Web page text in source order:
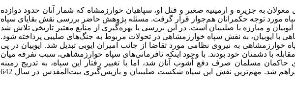
مغولان به جزیره و ارمینیه صغیر و قتل او، سپاهیان خوارزمشاه که شمار آنان حدود دوازده
سپاه مورد توجه حکمرانان هم‌جوار قرار گرفت. مسئله پژوهش حاضر بررسی نقش بقایای سپاه
و مبارزه با صلیبیان است. در این بررسی با بهره‌گیری از منابع معتبر تاریخی تلاش شد
با ایوبیان، به نقش سپاه خوارزمشاهی در تحولات مربوط به جنگ‌های صلیبی پرداخته شود.
به نیروی نظامی مورد تقاضا از جانب امیران ایوبی تبدیل شد. ایوبیان در پی
با دشمنان خود بودند. با وجود اینکه نافرمانی‌های سپاه خوارزمشاهی، سبب تفرقه میان
مسلمان صرف دفع آشوب آنان شد، اما با تغییر رفتار این سپاه، به تدریج زمینه
نقش‌آفرینی آنان در جنگ‌های صلیبی فراهم شد. مهم‌ترین نقش این سپاه شکست صلیبیان و بازپس‌گیری بیت‌المقدس در سال 642